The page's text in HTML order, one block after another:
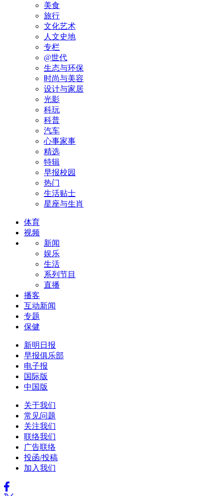
美食
旅行
文化艺术
人文史地
专栏
@世代
生态与环保
时尚与美容
设计与家居
光影
科玩
科普
汽车
心事家事
精选
特辑
早报校园
热门
生活贴士
星座与生肖
体育
视频
新闻
娱乐
生活
系列节目
直播
播客
互动新闻
专题
保健
新明日报
早报俱乐部
电子报
国际版
中国版
关于我们
常见问题
关注我们
联络我们
广告联络
投函/投稿
加入我们